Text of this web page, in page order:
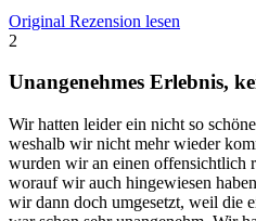
Original Rezension lesen
2
Unangenehmes Erlebnis,
Wir hatten leider ein nicht so
weshalb wir nicht mehr wieder
wurden wir an einen offensichtlich
worauf wir auch hingewiesen
wir dann doch umgesetzt, weil die